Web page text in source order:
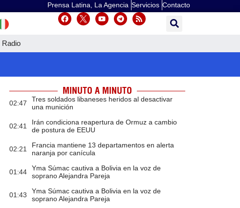
Prensa Latina, La Agencia Servicios Contacto
Radio
MINUTO A MINUTO
02:47
Tres soldados libaneses heridos al desactivar
una munición
02:41
Irán condiciona reapertura de Ormuz a cambio
de postura de EEUU
02:21
Francia mantiene 13 departamentos en alerta
naranja por canícula
01:44
Yma Súmac cautiva a Bolivia en la voz de
soprano Alejandra Pareja
01:43
Yma Súmac cautiva a Bolivia en la voz de
soprano Alejandra Pareja